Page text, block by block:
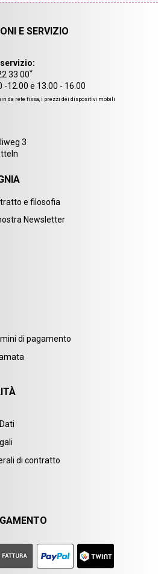
E SERVIZIO
33 00*
-12.00 e 13.00 - 16.00
da rete fissa, i prezzi dei dispositivi mobili
3
e filosofia
Newsletter
di pagamento
di contratto